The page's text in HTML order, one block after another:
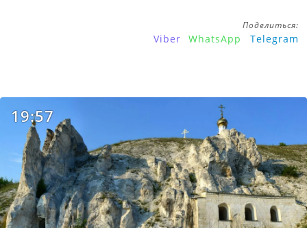
Поделиться:
Viber WhatsApp Telegram
19:57